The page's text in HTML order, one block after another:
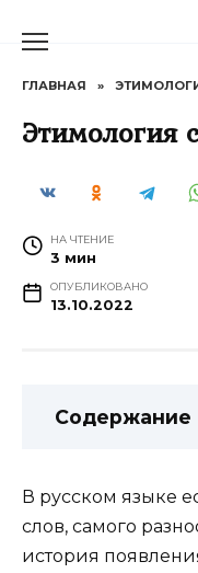
ГЛАВНАЯ »
Этимология
НА ЧТЕНИЕ
3 мин
ОПУБЛИКОВАНО
13.10.2022
Содержание
В русском языке
слов, самого
история